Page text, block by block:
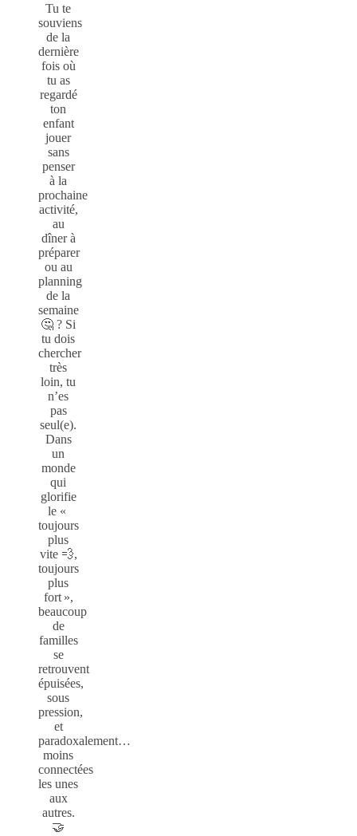
Tu te
souviens
de la
dernière
fois où
tu as
regardé
ton
enfant
jouer
sans
penser
à la
prochaine
activité,
au
dîner à
préparer
ou au
planning
de la
semaine
🤔 ? Si
tu dois
chercher
très
loin, tu
n’es
pas
seul(e).
Dans
un
monde
qui
glorifie
le «
toujours
plus
vite 💨,
toujours
plus
fort »,
beaucoup
de
familles
se
retrouvent
épuisées,
sous
pression,
et
paradoxalement…
moins
connectées
les unes
aux
autres.
🤝